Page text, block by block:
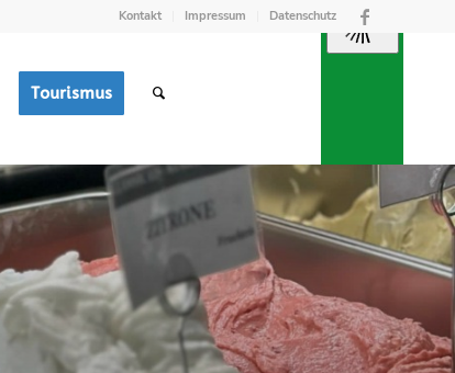
Kontakt Impressum Datenschutz
Tourismus